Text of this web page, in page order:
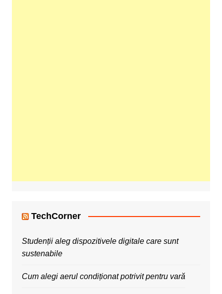
TechCorner
Studenții aleg dispozitivele digitale care sunt
sustenabile
Cum alegi aerul condiționat potrivit pentru vară